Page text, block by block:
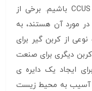
تا سال 2025 شاهد اجرای گسترده CCUS باشیم. برخی از
مورد آن هستند، به
از کربن گیر برای
دیگری برای صنعت
ایجاد یک دایره ی
آسیب به محیط زیست